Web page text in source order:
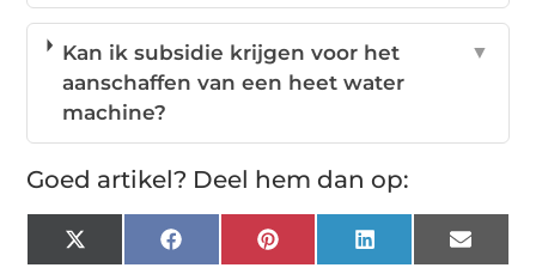
Kan ik subsidie krijgen voor het
aanschaffen van een heet water
machine?
▼
Goed artikel? Deel hem dan op:
X
(Twitter)
FacebookPinterest LinkedIn Email